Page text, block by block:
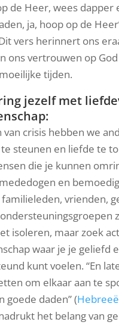
de Heer, wees dapper
ja, hoop op de
vers herinnert ons
ons vertrouwen op
tijden.
jezelf met
van crisis hebben we
steunen en liefde te
die je kunnen
en
vrienden,
isoleren, maar zoek
waar je je geliefd
kunt voelen. “En
om elkaar aan te
goede daden” (
het belang van